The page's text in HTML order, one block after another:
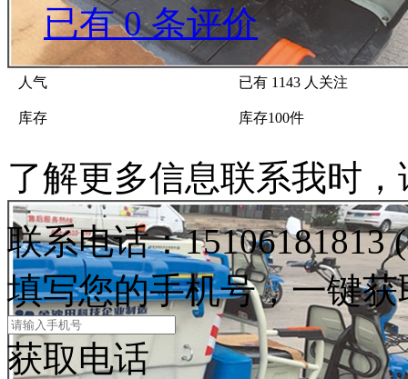
已有0条评价
人气 已有 1143 人关注
库存 库存100件
了解更多信息联系我时
联系电话：15106181813(
填写您的手机号，一键
获取电话